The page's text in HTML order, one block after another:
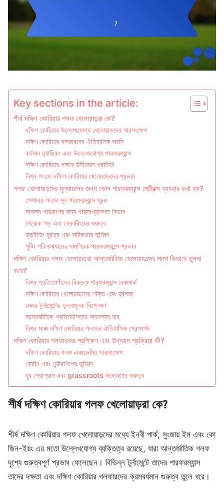
Key sections in the article:
শীর্ষ দক্ষিণ কোরিয়ার গলফ খেলোয়াড়রা কে?
দক্ষিণ কোরিয়ার উল্লেখযোগ্য খেলোয়াড়দের সারসংক্ষেপ
দক্ষিণ কোরিয়ার গলফারদের ঐতিহাসিক অর্জন
বর্তমান র‌্যাঙ্কিং এবং উল্লেখযোগ্য পারফরম্যান্স
দক্ষিণ কোরিয়ার গলফে উদীয়মান প্রতিভা
বিশ্ব গলফে দক্ষিণ কোরিয়ার খেলোয়াড়দের প্রভাব
গলফ খেলোয়াড়দের মূল্যায়নের জন্য কোন পারফরম্যান্স মেট্রিক্স ব্যবহার করা হয়?
পেশাদার গলফে মূল পারফরম্যান্স সূচক
সাফল্য পরিমাপের জন্য পরিসংখ্যানগত বিভাগ
স্ট্রোক গড় এবং স্কোরিংয়ের গুরুত্ব
ড্রাইভিং দূরত্ব এবং সঠিকতার ভূমিকা
পুটিং পরিসংখ্যানের সামগ্রিক পারফরম্যান্সে প্রভাব
দক্ষিণ কোরিয়ার গলফ খেলোয়াড়রা আন্তর্জাতিক খেলোয়াড়দের সাথে কিভাবে তুলনা
করে?
বিশ্ব প্রতিযোগীদের বিরুদ্ধে পারফরম্যান্স বেঞ্চমার্ক
দক্ষিণ কোরিয়ার খেলোয়াড়দের শক্তি এবং দুর্বলতা
মেজর টুর্নামেন্টের তুলনামূলক বিশ্লেষণ
আন্তর্জাতিক প্রতিযোগিতায় সাফল্যের হার
বিশ্ব মঞ্চে দক্ষিণ কোরিয়ার গলফের ঐতিহাসিক প্রেক্ষাপট
দক্ষিণ কোরিয়ার গলফারদের প্রশিক্ষণ এবং উন্নয়ন প্রক্রিয়া কী?
দক্ষিণ কোরিয়ার গলফ একাডেমির সারসংক্ষেপ
কোচিং এবং মেন্টরশিপের ভূমিকা
যুব প্রোগ্রাম এবং grassroots উদ্যোগের গুরুত্ব
শীর্ষ দক্ষিণ কোরিয়ার গলফ খেলোয়াড়রা কে?
শীর্ষ দক্ষিণ কোরিয়ার গলফ খেলোয়াড়দের মধ্যে ইনবী পার্ক, সুংজায় ইম এবং কো
জিন-ইয়ং এর মতো উল্লেখযোগ্য ব্যক্তিত্ব রয়েছে, যারা আন্তর্জাতিক গলফ
দৃশ্যে গুরুত্বপূর্ণ প্রভাব ফেলেছেন। বিভিন্ন টুর্নামেন্টে তাদের পারফরম্যান্স
তাদের দক্ষতা এবং দক্ষিণ কোরিয়ার গলফারদের ক্রমবর্ধমান গুরুত্ব তুলে ধরে।